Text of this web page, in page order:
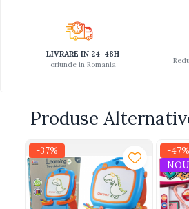
LIVRARE IN 24-48H
oriunde in Romania
Produse
-37%
-47%
NOU